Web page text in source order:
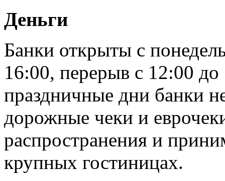
Деньги
Банки открыты с
16:00, перерыв с 12:00
праздничные дни банки
дорожные чеки и
распространения и
крупных гостиницах.